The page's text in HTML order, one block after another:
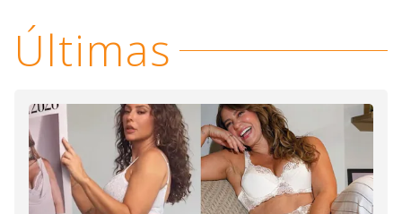
e
o
Últimas